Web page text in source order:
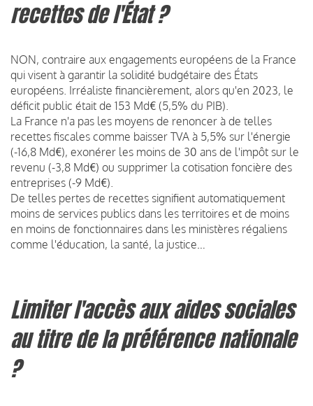
recettes de l'État ?
NON, contraire aux engagements européens de la France
qui visent à garantir la solidité budgétaire des États
européens. Irréaliste financièrement, alors qu'en 2023, le
déficit public était de 153 Md€ (5,5% du PIB).
La France n'a pas les moyens de renoncer à de telles
recettes fiscales comme baisser TVA à 5,5% sur l'énergie
(-16,8 Md€), exonérer les moins de 30 ans de l'impôt sur le
revenu (-3,8 Md€) ou supprimer la cotisation foncière des
entreprises (-9 Md€).
De telles pertes de recettes signifient automatiquement
moins de services publics dans les territoires et de moins
en moins de fonctionnaires dans les ministères régaliens
comme l'éducation, la santé, la justice…
Limiter l'accès aux aides sociales
au titre de la préférence nationale
?